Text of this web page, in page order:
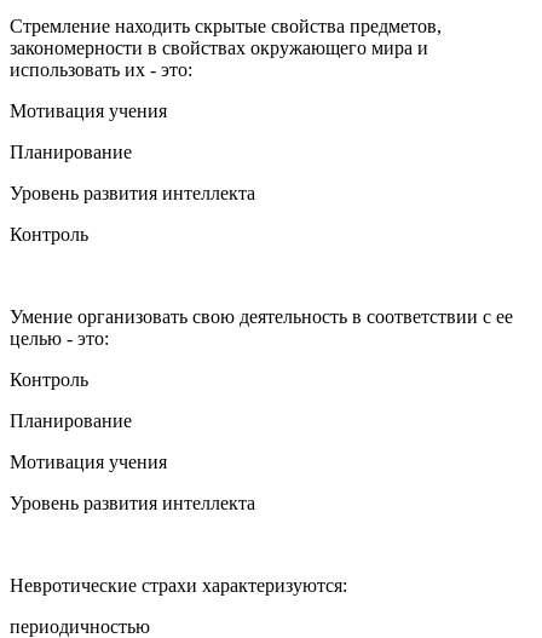
Стремление находить скрытые свойства предметов,
закономерности в свойствах окружающего мира и
использовать их - это:
Мотивация учения
Планирование
Уровень развития интеллекта
Контроль
Умение организовать свою деятельность в соответствии с ее
целью - это:
Контроль
Планирование
Мотивация учения
Уровень развития интеллекта
Невротические страхи характеризуются:
периодичностью